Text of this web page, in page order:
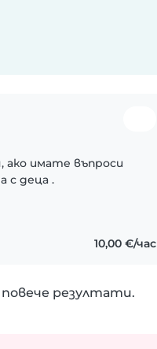
имате въпроси
с деца .
10,00 €/час
резултати.